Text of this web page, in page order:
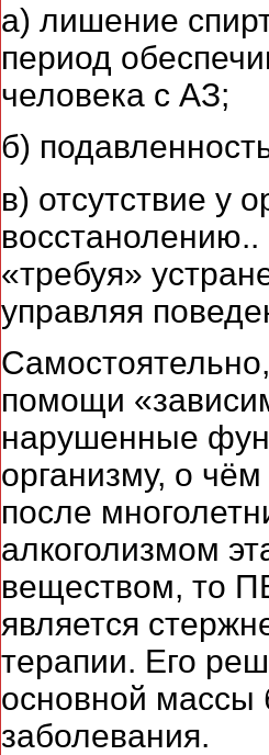
а) лишение
период
человека с АЗ;
б)
в) отсутствие у
«требуя»
управляя
помощи
нарушенные
организму, о
после
алкоголизмом
веществом, то
является
терапии. Его
основной массы
заболевания.